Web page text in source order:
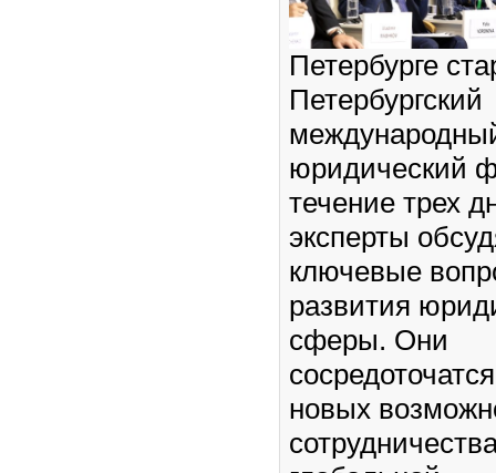
Петербурге
Петербургский
юридический
течение трех
эксперты
ключевые
развития
сферы. Они
новых